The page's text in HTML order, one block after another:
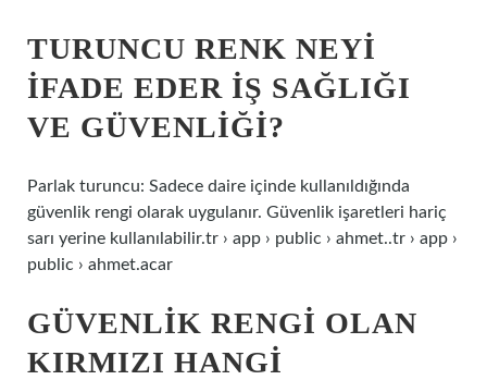
TURUNCU RENK NEYI
IFADE EDER IŞ SAĞLIĞI
VE GÜVENLIĞI?
Parlak turuncu: Sadece daire içinde kullanıldığında
güvenlik rengi olarak uygulanır. Güvenlik işaretleri hariç
sarı yerine kullanılabilir.tr › app › public › ahmet..tr › app ›
public › ahmet.acar
GÜVENLIK RENGI OLAN
KIRMIZI HANGI